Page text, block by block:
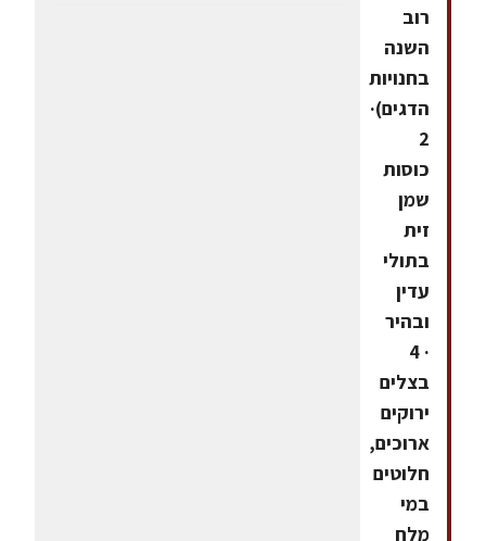
רוב
השנה
בחנויות
הדגים)·
2
כוסות
שמן
זית
בתולי
עדין
ובהיר
· 4
בצלים
ירוקים
ארוכים,
חלוטים
במי
מלח